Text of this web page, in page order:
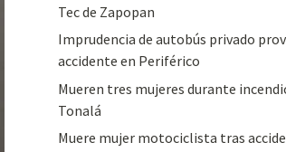
Tec de Zapopan
Imprudencia de autobús privado
accidente en Periférico
Mueren tres mujeres durante
Tonalá
Muere mujer motociclista tras